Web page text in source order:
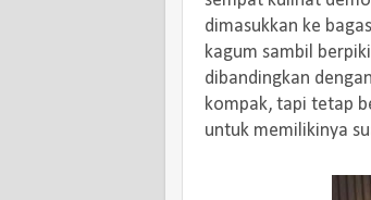
dimasukkan ke
kagum sambil
dibandingkan
kompak, tapi tetap
untuk memilikinya